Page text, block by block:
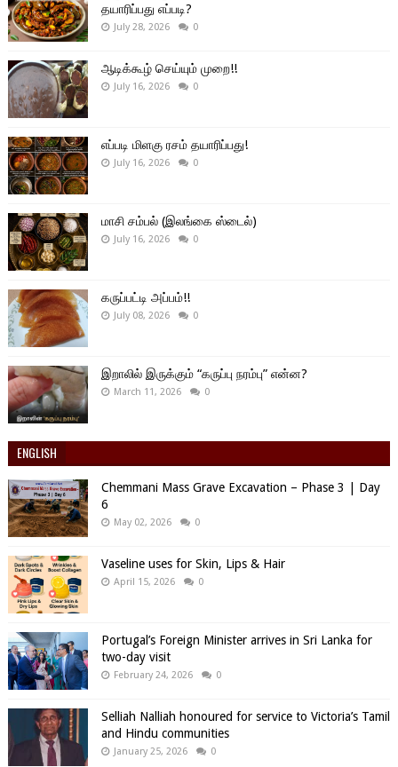
தயாரிப்பது எப்படி?
July 28, 2026 0
ஆடிக்கூழ் செய்யும் முறை!!
July 16, 2026 0
எப்படி மிளகு ரசம் தயாரிப்பது!
July 16, 2026 0
மாசி சம்பல் (இலங்கை ஸ்டைல்)
July 16, 2026 0
கருப்பட்டி அப்பம்!!
July 08, 2026 0
இறாலில் இருக்கும் “கருப்பு நரம்பு” என்ன?
March 11, 2026 0
ENGLISH
Chemmani Mass Grave Excavation – Phase 3 | Day
6
May 02, 2026 0
Vaseline uses for Skin, Lips & Hair
April 15, 2026 0
Portugal’s Foreign Minister arrives in Sri Lanka for
two-day visit
February 24, 2026 0
Selliah Nalliah honoured for service to Victoria’s Tamil
and Hindu communities
January 25, 2026 0